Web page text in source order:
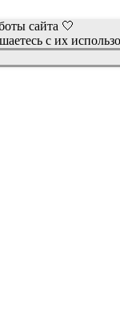
сайта 🤍
с их